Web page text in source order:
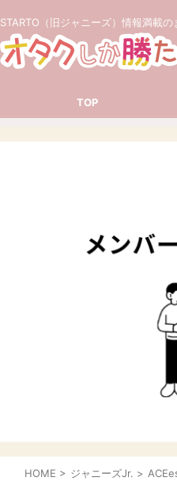
STARTO（旧ジャニーズ）情報満載
TOP
HOME > ジャニーズJr. >